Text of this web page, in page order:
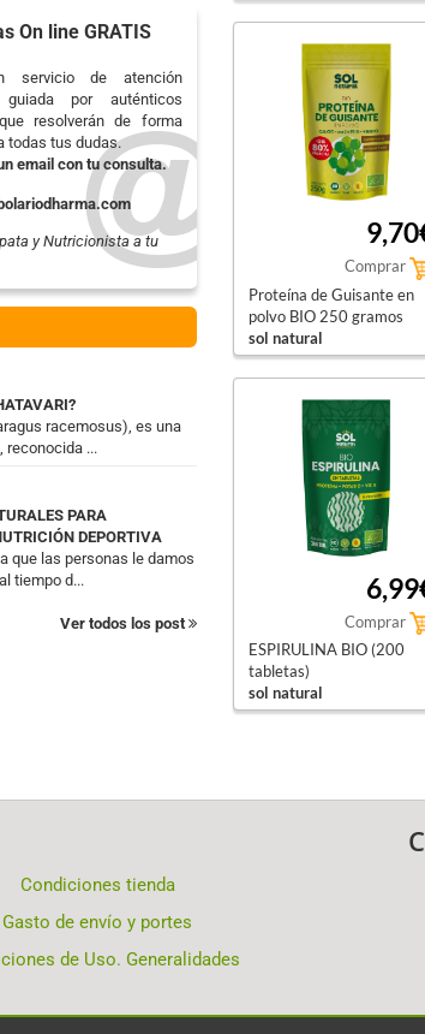
On line GRATIS
servicio de atención
guiada por auténticos
resolverán de forma
todas tus dudas.
email con tu consulta.
y Nutricionista a tu
racemosus), es una
reconocida ...
PARA
DEPORTIVA
que las personas le damos
tiempo d...
Ver todos los post
Comprar
Proteína de Guisante en
polvo BIO 250 gramos
sol natural
Comprar
ESPIRULINA BIO (200
tabletas)
sol natural
Condiciones tienda
Gasto de envío y portes
de Uso. Generalidades